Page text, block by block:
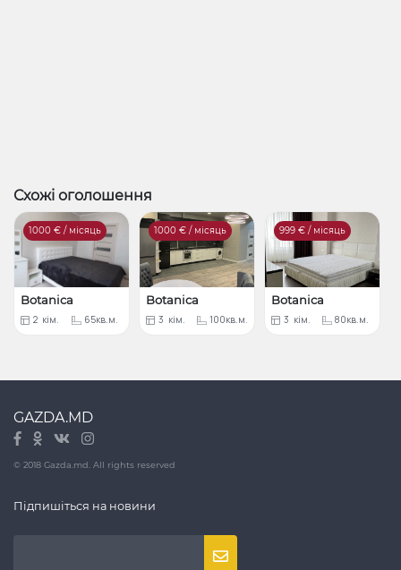
Схожі оголошення
1000 € / місяць
Botanica
2 кім. 65кв.м.
1000 € / місяць
Botanica
3 кім. 100кв.м.
999 € / місяць
Botanica
3 кім. 80кв.м.
GAZDA.MD
© 2018 Gazda.md. All rights reserved
Підпишіться на новини